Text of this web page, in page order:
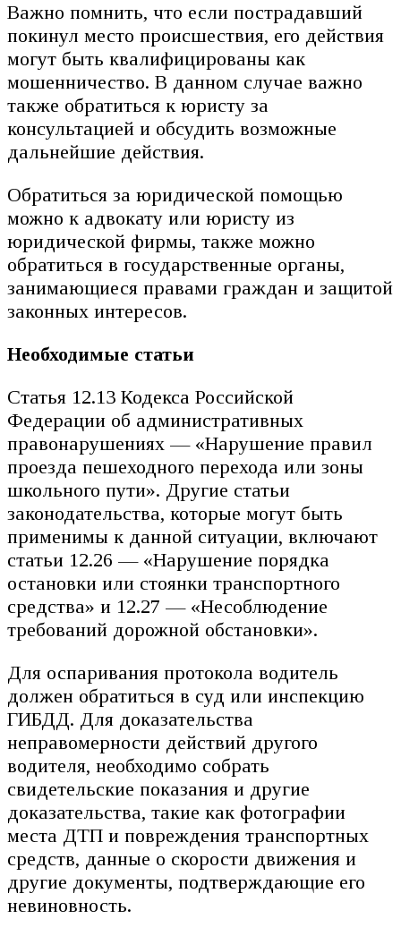
Важно помнить, что если пострадавший
покинул место происшествия, его действия
могут быть квалифицированы как
мошенничество. В данном случае важно
также обратиться к юристу за
консультацией и обсудить возможные
дальнейшие действия.
Обратиться за юридической помощью
можно к адвокату или юристу из
юридической фирмы, также можно
обратиться в государственные органы,
занимающиеся правами граждан и защитой
законных интересов.
Необходимые статьи
Статья 12.13 Кодекса Российской
Федерации об административных
правонарушениях — «Нарушение правил
проезда пешеходного перехода или зоны
школьного пути». Другие статьи
законодательства, которые могут быть
применимы к данной ситуации, включают
статьи 12.26 — «Нарушение порядка
остановки или стоянки транспортного
средства» и 12.27 — «Несоблюдение
требований дорожной обстановки».
Для оспаривания протокола водитель
должен обратиться в суд или инспекцию
ГИБДД. Для доказательства
неправомерности действий другого
водителя, необходимо собрать
свидетельские показания и другие
доказательства, такие как фотографии
места ДТП и повреждения транспортных
средств, данные о скорости движения и
другие документы, подтверждающие его
невиновность.